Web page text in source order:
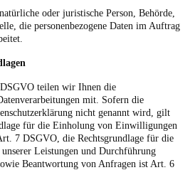
oder juristische Person, Behörde,
die personenbezogene Daten im Auftrag
teilen wir Ihnen die
mit. Sofern die
nicht genannt wird, gilt
für die Einholung von Einwilligungen
7 DSGVO, die Rechtsgrundlage für die
Leistungen und Durchführung
Beantwortung von Anfragen ist Art. 6